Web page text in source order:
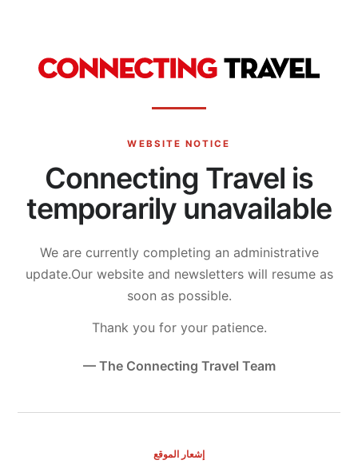
WEBSITE NOTICE
Connecting Travel is
temporarily unavailable
We are currently completing an administrative
update.Our website and newsletters will resume as
soon as possible.
Thank you for your patience.
— The Connecting Travel Team
إشعار الموقع